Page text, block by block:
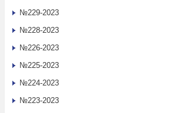
№229-2023
№228-2023
№226-2023
№225-2023
№224-2023
№223-2023